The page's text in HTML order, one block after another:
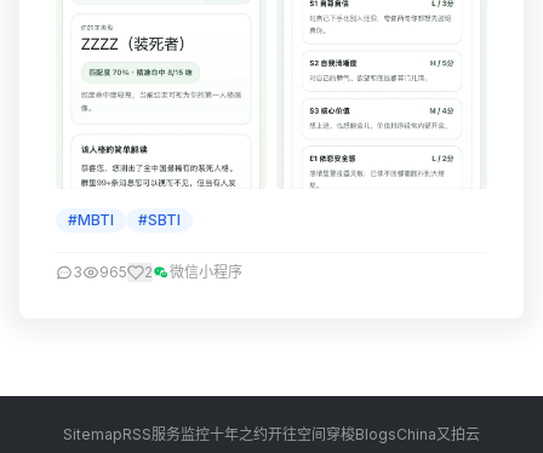
#MBTI #SBTI
3 965 2 微信小程序
SitemapRSS服务监控十年之约开往空间穿梭BlogsChina又拍云